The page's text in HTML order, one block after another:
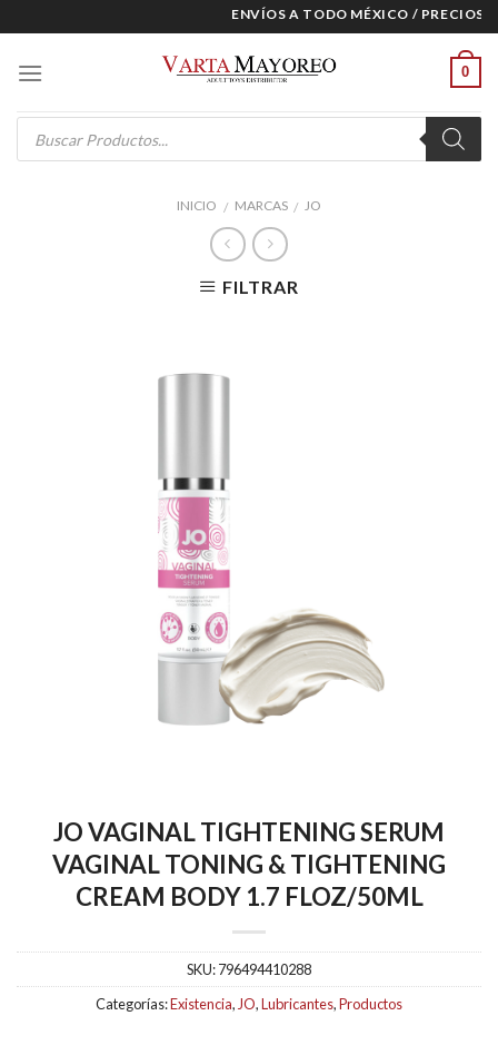
to
content
ENVÍOS A TODO MÉXICO / PRECIOS
0
Products
search
INICIO / MARCAS / JO
FILTRAR
JO VAGINAL TIGHTENING SERUM
VAGINAL TONING & TIGHTENING
CREAM BODY 1.7 FLOZ/50ML
SKU:796494410288
Categorías:Existencia, JO,Lubricantes,Productos